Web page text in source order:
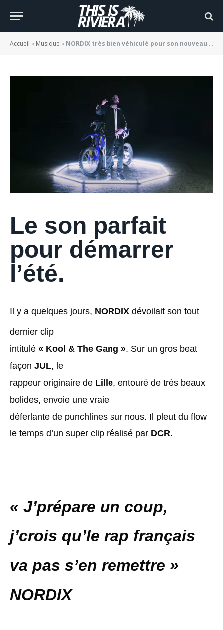
Accueil » Musique » NORDIX très bien véhiculé pour son nouveau clip « Kool & The Gang »
& The Gang »
BY JADE MORGANE BLOGGER 07/05/2021
Le son parfait
pour démarrer
l’été.
Il y a quelques jours, NORDIX dévoilait son tout
dernier clip
intitulé « Kool & The Gang ». Sur un gros beat
façon JUL, le
rappeur originaire de Lille, entouré de très beaux
bolides, envoie une vraie
déferlante de punchlines sur nous. Il pleut du flow
le temps d’un super clip réalisé par DCR.
« J’prépare un coup,
j’crois qu’le rap français
va pas s’en remettre »
NORDIX